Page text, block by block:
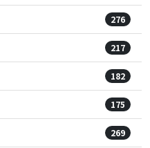
276
217
182
175
269